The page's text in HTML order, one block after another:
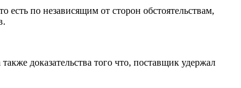
есть по независящим от сторон обстоятельствам,
доказательства того что, поставщик удержал